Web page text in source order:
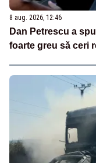
8 aug. 2026, 12:46
Dan Petrescu a
foarte greu să ceri